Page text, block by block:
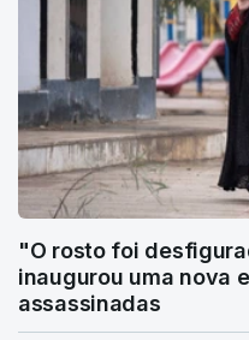
"O rosto foi
inaugurou uma nova
assassinadas